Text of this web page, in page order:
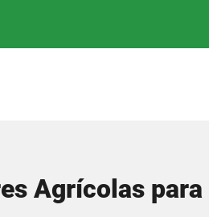
Agrícolas para